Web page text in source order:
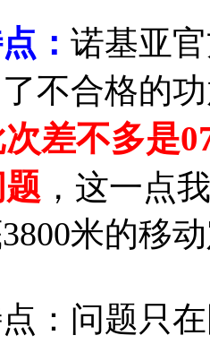
： 诺基亚
不合格的
差不多是
，这一点
米的移
：问题只